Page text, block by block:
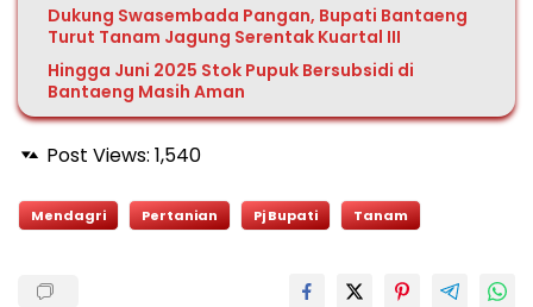
Dukung Swasembada Pangan, Bupati Bantaeng
Turut Tanam Jagung Serentak Kuartal III
Hingga Juni 2025 Stok Pupuk Bersubsidi di
Bantaeng Masih Aman
Post Views: 1,540
Mendagri Pertanian Pj Bupati Tanam